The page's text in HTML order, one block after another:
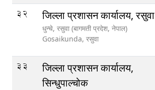
32 जिल्ला प्रशासन कार्यालय, रसुवा
धुन्चे, रसुवा (बागमती प्रदेश, नेपाल)
Gosaikunda, रसुवा
33
जिल्ला प्रशासन कार्यालय,
सिन्धुपाल्चोक